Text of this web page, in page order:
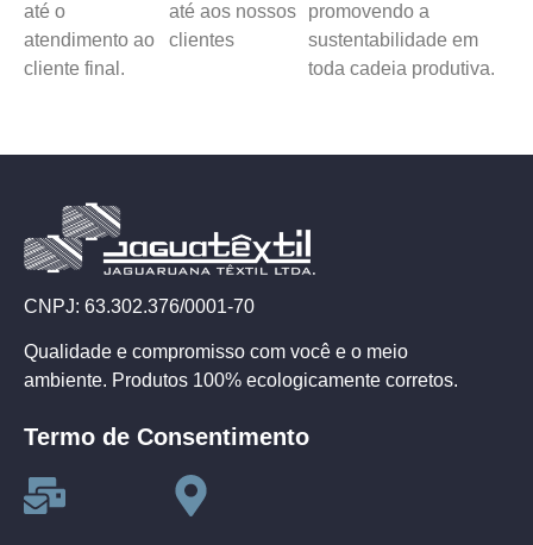
até o
atendimento ao
cliente final.
até aos nossos
clientes
promovendo a
sustentabilidade em
toda cadeia produtiva.
CNPJ: 63.302.376/0001-70
Qualidade e compromisso com você e o meio
ambiente. Produtos 100% ecologicamente corretos.
Termo de Consentimento